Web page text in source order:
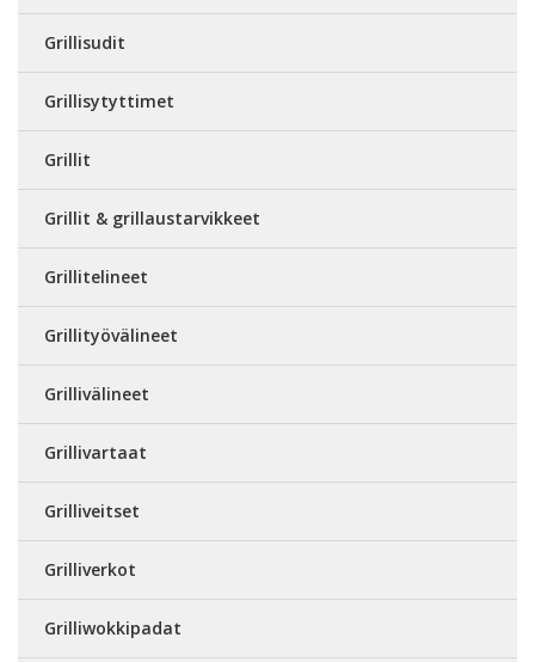
Grillisudit
Grillisytyttimet
Grillit
Grillit & grillaustarvikkeet
Grillitelineet
Grillityövälineet
Grillivälineet
Grillivartaat
Grilliveitset
Grilliverkot
Grilliwokkipadat